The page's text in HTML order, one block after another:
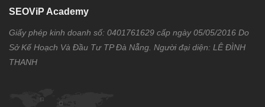
SEOViP Academy
Giấy phép kinh doanh số: 0401761629 cấp ngày 05/05/2016 Do
Sở Kế Hoạch Và Đầu Tư TP Đà Nẵng. Người đại diện: LÊ ĐÌNH
THANH